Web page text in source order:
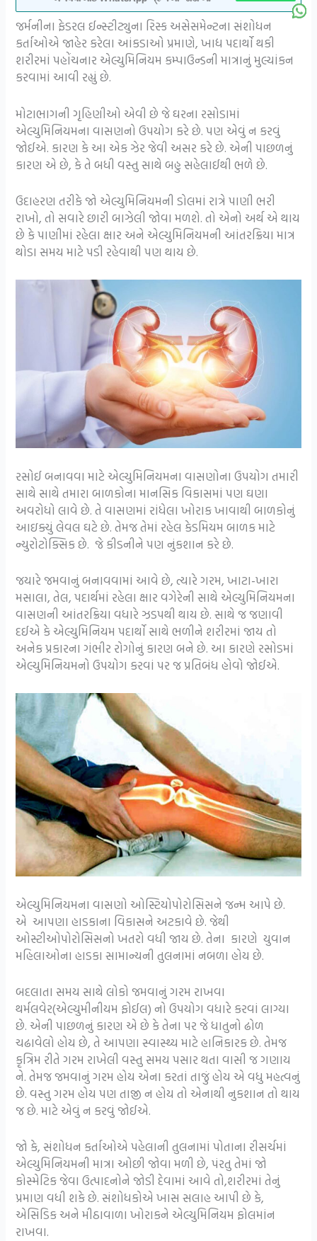
જર્મનીના ફેડરલ ઈન્સ્ટીટ્યુના રિસ્ક અસેસમેન્ટના સંશોધન
કર્તાઓએ જાહેર કરેલા આંકડાઓ પ્રમાણે, ખાદ્ય પદાર્થો થકી
શરીરમાં પહોંચનાર એલ્યુમિનિયમ કમ્પાઉન્ડની માત્રાનું મુલ્યાંકન
કરવામાં આવી રહ્યું છે.
મોટાભાગની ગૃહિણીઓ એવી છે જે ઘરના રસોડામાં
એલ્યુમિનિયમના વાસણનો ઉપયોગ કરે છે. પણ એવું ન કરવું
જોઈએ. કારણ કે આ એક ઝેર જેવી અસર કરે છે. એની પાછળનું
કારણ એ છે, કે તે બધી વસ્તુ સાથે બહુ સહેલાઈથી ભળે છે.
ઉદાહરણ તરીકે જો એલ્યુમિનિયમની ડોલમાં રાત્રે પાણી ભરી
રાખો, તો સવારે છારી બાઝેલી જોવા મળશે. તો એનો અર્થ એ થાય
છે કે પાણીમાં રહેલા ક્ષાર અને એલ્યુમિનિયમની આંતરક્રિયા માત્ર
થોડા સમય માટે પડી રહેવાથી પણ થાય છે.
રસોઈ બનાવવા માટે એલ્યુમિનિયમના વાસણોના ઉપયોગ તમારી
સાથે સાથે તમારા બાળકોના માનસિક વિકાસમાં પણ ઘણા
અવરોધો લાવે છે. તે વાસણમાં રાંધેલા ખોરાક ખાવાથી બાળકોનું
આઇક્યું લેવલ ઘટે છે. તેમજ તેમાં રહેલ કેડમિયમ બાળક માટે
ન્યુરોટોક્સિક છે. જે કીડનીને પણ નુંકશાન કરે છે.
જયારે જમવાનું બનાવવામાં આવે છે, ત્યારે ગરમ, ખાટા-ખારા
મસાલા, તેલ, પદાર્થમાં રહેલા ક્ષાર વગેરેની સાથે એલ્યુમિનિયમના
વાસણની આંતરક્રિયા વધારે ઝડપથી થાય છે. સાથે જ જણાવી
દઈએ કે એલ્યુમિનિયમ પદાર્થો સાથે ભળીને શરીરમાં જાય તો
અનેક પ્રકારના ગંભીર રોગોનું કારણ બને છે. આ કારણે રસોડમાં
એલ્યુમિનિયમનો ઉપયોગ કરવાં પર જ પ્રતિબંધ હોવો જોઈએ.
એલ્યુમિનિયમના વાસણો ઓસ્ટિયોપોરોસિસને જન્મ આપે છે.
એ આપણા હાડકાના વિકાસને અટકાવે છે. જેથી
ઓસ્ટીઓપોરોસિસનો ખતરો વધી જાય છે. તેના કારણે યુવાન
મહિલાઓના હાડકા સામાન્યની તુલનામાં નબળા હોય છે.
બદલાતા સમય સાથે લોકો જમવાનું ગરમ રાખવા
થર્મલવેર(એલ્યુમીનીયમ ફોઈલ) નો ઉપયોગ વધારે કરવાં લાગ્યા
છે. એની પાછળનું કારણ એ છે કે તેના પર જે ધાતુનો ઢોળ
ચઢાવેલો હોય છે, તે આપણા સ્વાસ્થ્ય માટે હાનિકારક છે. તેમજ
કૃત્રિમ રીતે ગરમ રાખેલી વસ્તુ સમય પસાર થતા વાસી જ ગણાય
ને. તેમજ જમવાનું ગરમ હોય એના કરતાં તાજું હોય એ વધુ મહત્વનું
છે. વસ્તુ ગરમ હોય પણ તાજી ન હોય તો એનાથી નુકશાન તો થાય
જ છે. માટે એવું ન કરવું જોઈએ.
જો કે, સંશોધન કર્તાઓએ પહેલાની તુલનામાં પોતાના રીસર્ચમાં
એલ્યુમિનિયમની માત્રા ઓછી જોવા મળી છે, પંરતુ તેમાં જો
કોસ્મેટિક જેવા ઉત્પાદનોને જોડી દેવામાં આવે તો,શરીરમાં તેનું
પ્રમાણ વધી શકે છે. સંશોધકોએ ખાસ સલાહ આપી છે કે,
એસિડિક અને મીઠાવાળા ખોરાકને એલ્યુમિનિયમ ફોલમાંન
રાખવા.